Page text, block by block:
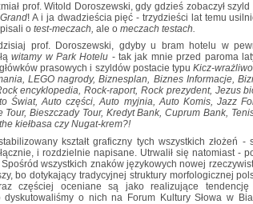
prof. Witold Doroszewski, gdy gdzieś zobaczył
! A i ja dwadzieścia pięć - trzydzieści lat temu
o test-meczach, ale o meczach testach.
prof. Doroszewski, gdyby u bram hotelu w
witamy w Park Hotelu - tak jak mnie przed paroma
prasowych i szyldów postacie typuKicz-
LEGO nagrody, Biznesplan, Biznes Informacje,
encyklopedia, Rock-raport, Rock prezydent, Jezus
Świat, Auto części, Auto myjnia, Auto Komis, Jazz
Tour, Bieszczady Tour, Kredyt Bank, Cuprum Bank,
kiełbasa czy Nugat-krem?!
kształt graficzny tych wszystkich złożeń
i rozdzielnie napisane. Utrwalił się natomiast -
wszystkich znaków językowych nowej
bo dotykający tradycyjnej struktury morfologicznej
częściej oceniane są jako realizujące
dyskutowaliśmy o nich na Forum Kultury Słowa w